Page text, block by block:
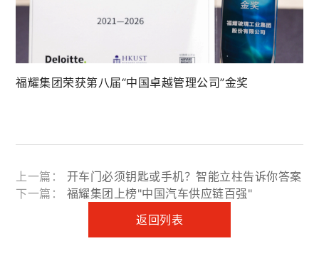
福耀集团荣获第八届“中国卓越管理公司”金奖
上一篇： 开车门必须钥匙或手机？智能立柱告诉你答案
返回列表
下一篇： 福耀集团上榜"中国汽车供应链百强"